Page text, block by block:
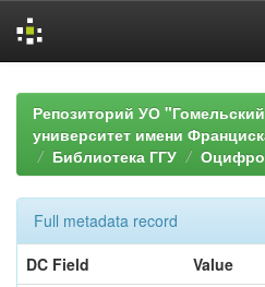
navigationРепозиторий УО
университет имени
Библиотека ГГУ
Full metadata record
DC Field
Value